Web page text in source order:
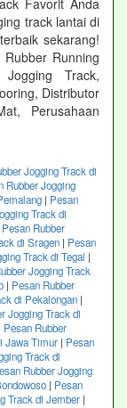
Favorit Anda
track lantai di
sekarang!
Running
Track,
Distributor
Perusahaan
Jogging Track di
Rubber Jogging
| Pesan
Track di
Pesan Rubber
di Sragen | Pesan
Track di Tegal |
Jogging Track
| Pesan Rubber
di Pekalongan |
Jogging Track di
Pesan Rubber
Jawa Timur | Pesan
Track di
Rubber Jogging
| Pesan
Track di Jember |